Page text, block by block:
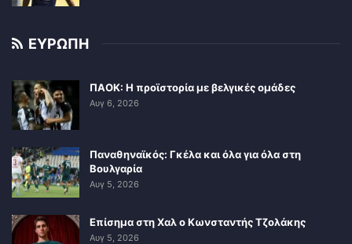
ΕΥΡΩΠΗ
ΠΑΟΚ: Η προϊστορία με βελγικές ομάδες
Αυγ 6, 2026
Παναθηναϊκός: Γκέλα και όλα για όλα στη
Βουλγαρία
Αυγ 5, 2026
Επίσημα στη Χαλ ο Κωνσταντής Τζολάκης
Αυγ 5, 2026